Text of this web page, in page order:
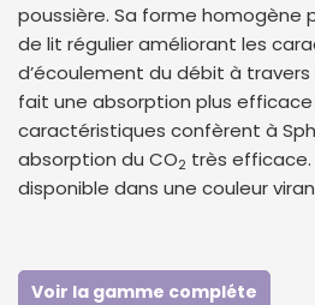
poussière. Sa forme
de lit régulier améliorant les
d’écoulement du débit à travers
fait une absorption plus efficace
caractéristiques confèrent à
absorption du CO2 très
disponible dans une couleur
Voir la gamme compléte